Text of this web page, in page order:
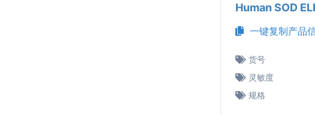
Human SOD
一键复制产品
货号
灵敏度
规格